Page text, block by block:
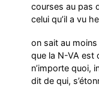
courses au pas
celui qu’il a vu
on sait au
que la N-VA est
n’importe quoi,
dit de qui,